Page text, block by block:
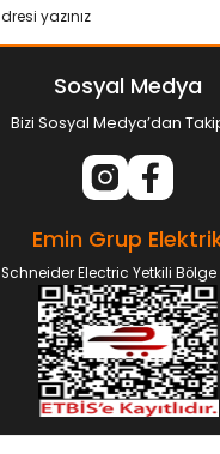
Sosyal Medya
Bizi Sosyal Medya’dan
Emin Grup
Schneider Electric Yetkili